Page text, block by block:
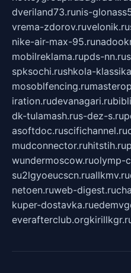
dveriland73.runis-
vrema-zdorov.ruvelonik.ru
nike-air-max-95.ru
mobilreklama.rupds-nn.ru
spksochi.rushkola-
mosoblfencing.ru
iration.rudevanagari.ru
dk-tulamash.rus-dez-s.ru
asoftdoc.ruscifichannel.ru
mudconnector.ruhitstih.ru
wundermoscow.ruolymp-
su2lgyoeucscn.ruallkmv.ru
netoen.ruweb-digest.ru
kuper-dostavka.ru
everafterclub.org